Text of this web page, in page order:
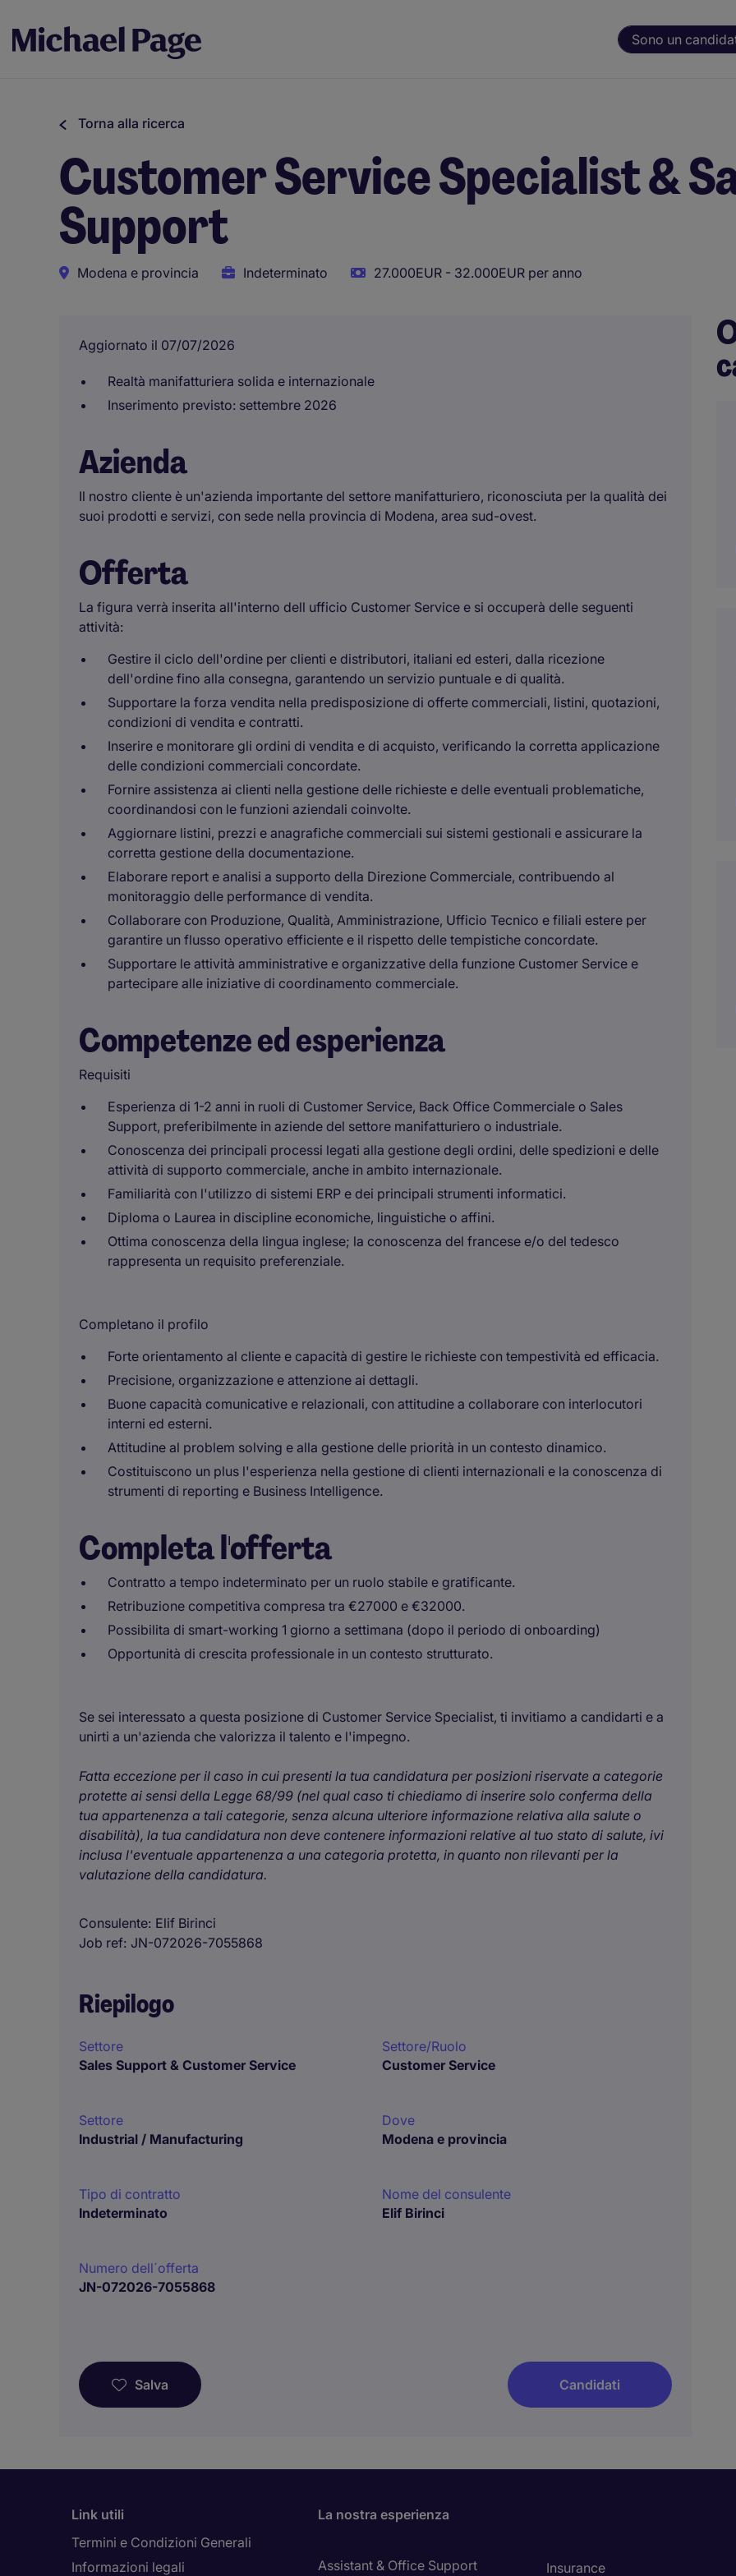
Sono un
Torna alla ricerca
Customer Service Specialist &
Support
Modena e provincia Indeterminato 27.000EUR - 32.000EUR per anno
Aggiornato il 07/07/2026
Realtà manifatturiera solida e internazionale
Inserimento previsto: settembre 2026
Azienda
Il nostro cliente è un'azienda importante del settore manifatturiero, riconosciuta per la qualità dei
suoi prodotti e servizi, con sede nella provincia di Modena, area sud-ovest.
Offerta
La figura verrà inserita all'interno dell ufficio Customer Service e si occuperà delle seguenti
attività:
Gestire il ciclo dell'ordine per clienti e distributori, italiani ed esteri, dalla ricezione
dell'ordine fino alla consegna, garantendo un servizio puntuale e di qualità.
Supportare la forza vendita nella predisposizione di offerte commerciali, listini, quotazioni,
condizioni di vendita e contratti.
Inserire e monitorare gli ordini di vendita e di acquisto, verificando la corretta applicazione
delle condizioni commerciali concordate.
Fornire assistenza ai clienti nella gestione delle richieste e delle eventuali problematiche,
coordinandosi con le funzioni aziendali coinvolte.
Aggiornare listini, prezzi e anagrafiche commerciali sui sistemi gestionali e assicurare la
corretta gestione della documentazione.
Elaborare report e analisi a supporto della Direzione Commerciale, contribuendo al
monitoraggio delle performance di vendita.
Collaborare con Produzione, Qualità, Amministrazione, Ufficio Tecnico e filiali estere per
garantire un flusso operativo efficiente e il rispetto delle tempistiche concordate.
Supportare le attività amministrative e organizzative della funzione Customer Service e
partecipare alle iniziative di coordinamento commerciale.
Competenze ed esperienza
Requisiti
Esperienza di 1-2 anni in ruoli di Customer Service, Back Office Commerciale o Sales
Support, preferibilmente in aziende del settore manifatturiero o industriale.
Conoscenza dei principali processi legati alla gestione degli ordini, delle spedizioni e delle
attività di supporto commerciale, anche in ambito internazionale.
Familiarità con l'utilizzo di sistemi ERP e dei principali strumenti informatici.
Diploma o Laurea in discipline economiche, linguistiche o affini.
Ottima conoscenza della lingua inglese; la conoscenza del francese e/o del tedesco
rappresenta un requisito preferenziale.
Completano il profilo
Forte orientamento al cliente e capacità di gestire le richieste con tempestività ed efficacia.
Precisione, organizzazione e attenzione ai dettagli.
Buone capacità comunicative e relazionali, con attitudine a collaborare con interlocutori
interni ed esterni.
Attitudine al problem solving e alla gestione delle priorità in un contesto dinamico.
Costituiscono un plus l'esperienza nella gestione di clienti internazionali e la conoscenza di
strumenti di reporting e Business Intelligence.
Completa l'offerta
Contratto a tempo indeterminato per un ruolo stabile e gratificante.
Retribuzione competitiva compresa tra €27000 e €32000.
Possibilita di smart-working 1 giorno a settimana (dopo il periodo di onboarding)
Opportunità di crescita professionale in un contesto strutturato.
Se sei interessato a questa posizione di Customer Service Specialist, ti invitiamo a candidarti e a
unirti a un'azienda che valorizza il talento e l'impegno.
Fatta eccezione per il caso in cui presenti la tua candidatura per posizioni riservate a categorie
protette ai sensi della Legge 68/99 (nel qual caso ti chiediamo di inserire solo conferma della
tua appartenenza a tali categorie, senza alcuna ulteriore informazione relativa alla salute o
disabilità), la tua candidatura non deve contenere informazioni relative al tuo stato di salute, ivi
inclusa l'eventuale appartenenza a una categoria protetta, in quanto non rilevanti per la
valutazione della candidatura.
Consulente Elif Birinci
Job ref JN-072026-7055868
Riepilogo
Settore
Sales Support & Customer Service
Settore/Ruolo
Customer Service
Settore
Industrial / Manufacturing
Dove
Modena e provincia
Tipo di contratto
Indeterminato
Nome del consulente
Elif Birinci
Numero dell´offerta
JN-072026-7055868
Salva Candidati
Link utili
Termini e Condizioni Generali
Informazioni legali
La nostra esperienza
Assistant & Office Support
Insurance